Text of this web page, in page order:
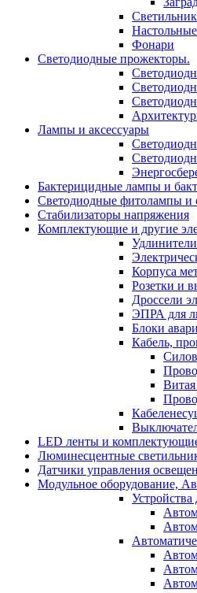
Фонари
Светодиодные прожекторы.
Лампы и аксессуары
Бактерицидные лампы и
Светодиодные фитолампы и
Стабилизаторы напряжения
Комплектующие и другие
Корпуса
Розетки и
Дроссели
ЭПРА для
Блоки
Кабель,
LED ленты и
Люминесцентные
Датчики управления
Модульное оборудование,